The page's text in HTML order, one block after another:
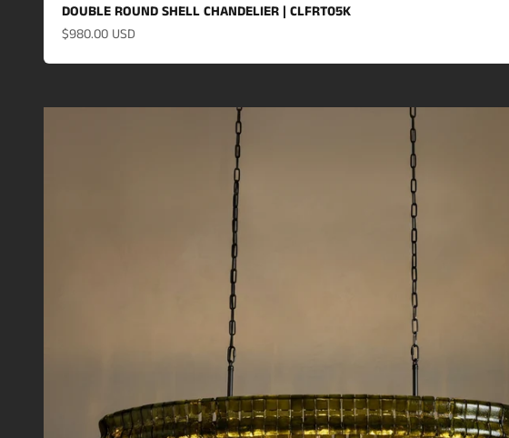
DOUBLE ROUND SHELL CHANDELIER | CLFRT05K
할인 가격
$980.00 USD